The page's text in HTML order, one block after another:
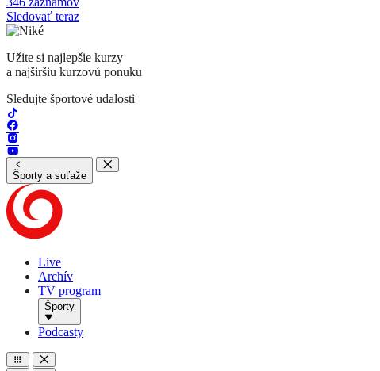
Sledovať teraz
Užite si najlepšie kurzy
a najširšiu kurzovú ponuku
Sledujte športové udalosti
Športy a suťaže
Live
Archív
TV program
Športy
Podcasty